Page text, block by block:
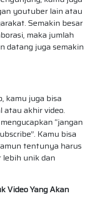
youtuber lain atau
Semakin besar
maka jumlah
datang juga semakin
kamu juga bisa
atau akhir video.
“jangan
Kamu bisa
tentunya harus
lebih unik dan
Video Yang Akan